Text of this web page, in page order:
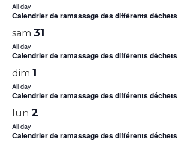
All day
Calendrier de ramassage des différents déchets
sam 31
All day
Calendrier de ramassage des différents déchets
dim 1
All day
Calendrier de ramassage des différents déchets
lun 2
All day
Calendrier de ramassage des différents déchets